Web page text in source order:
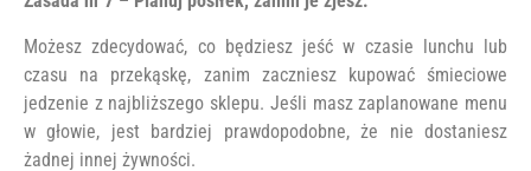
Możesz zdecydować, co będziesz jeść w czasie lunchu lub
czasu na przekąskę, zanim zaczniesz kupować śmieciowe
jedzenie z najbliższego sklepu. Jeśli masz zaplanowane menu
w głowie, jest bardziej prawdopodobne, że nie dostaniesz
żadnej innej żywności.